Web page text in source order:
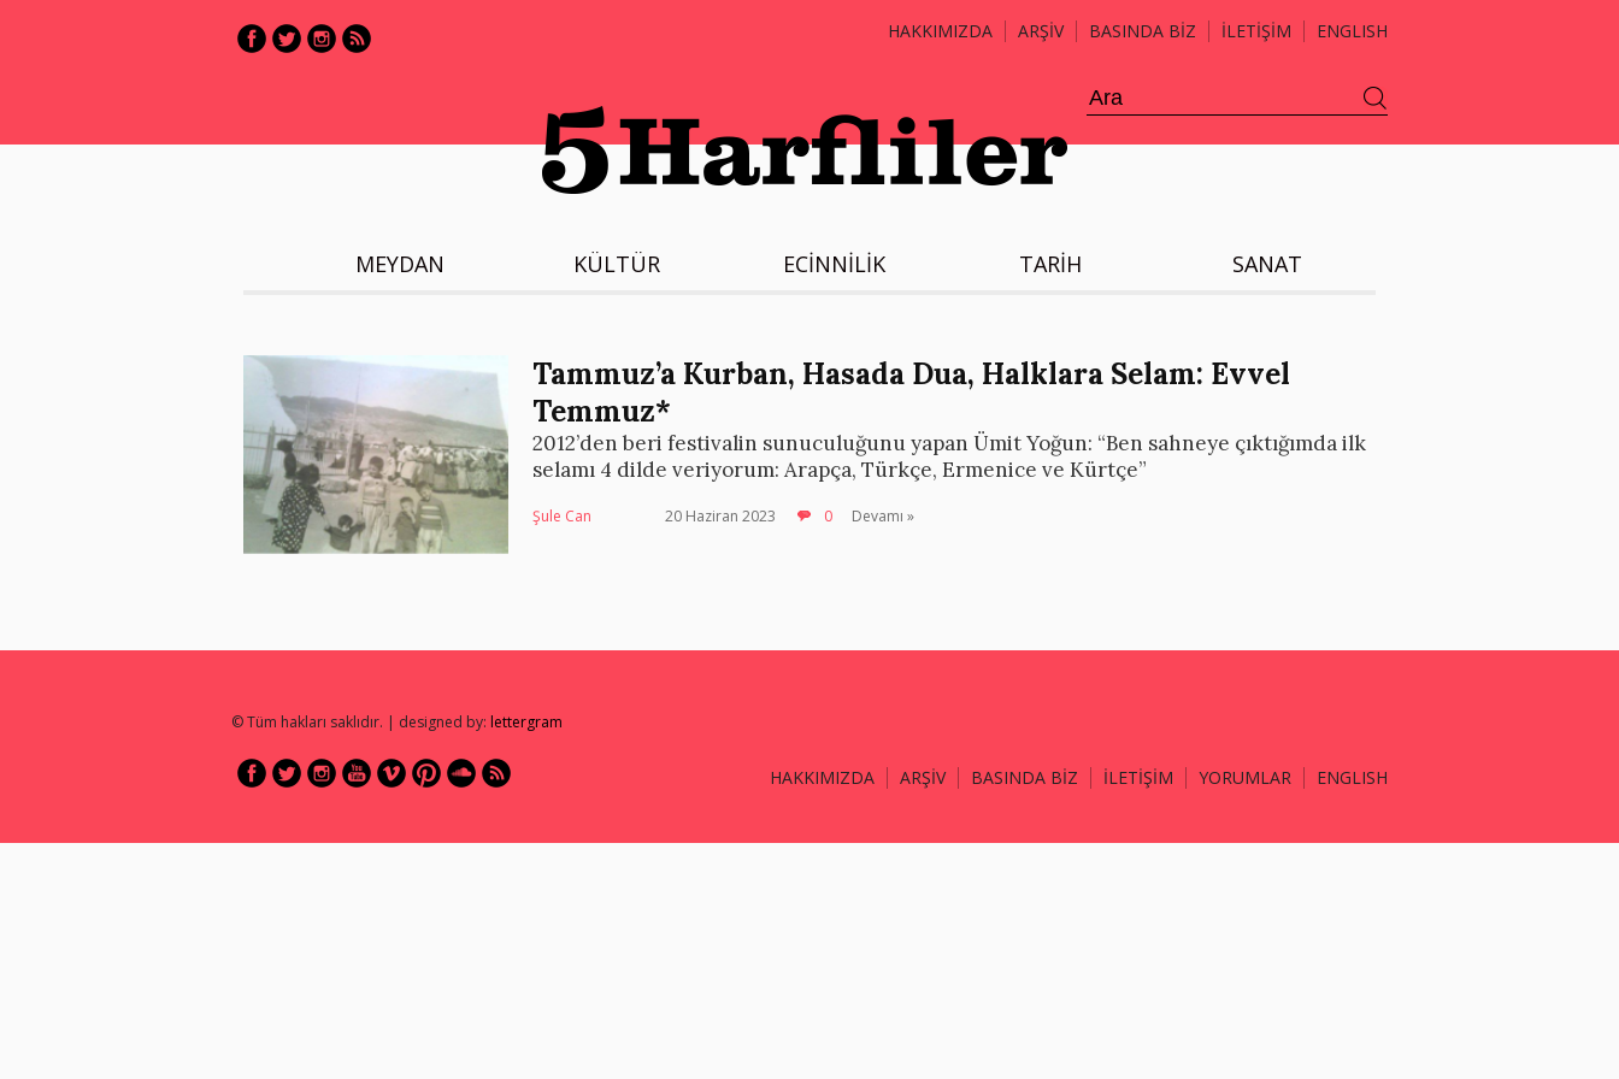
HAKKIMIZDA ARŞİV BASINDA BİZ İLETİŞİM ENGLISH
MEYDAN KÜLTÜR ECİNNİLİK TARİH SANAT
Tammuz’a Kurban, Hasada Dua, Halklara Selam: Evvel
Temmuz*
2012’den beri festivalin sunuculuğunu yapan Ümit Yoğun: “Ben sahneye çıktığımda ilk
selamı 4 dilde veriyorum: Arapça, Türkçe, Ermenice ve Kürtçe”
Şule Can 20 Haziran 2023 0 Devamı »
© Tüm hakları saklıdır. | designed by: lettergram
HAKKIMIZDA ARŞİV BASINDA BİZ İLETİŞİM YORUMLAR ENGLISH